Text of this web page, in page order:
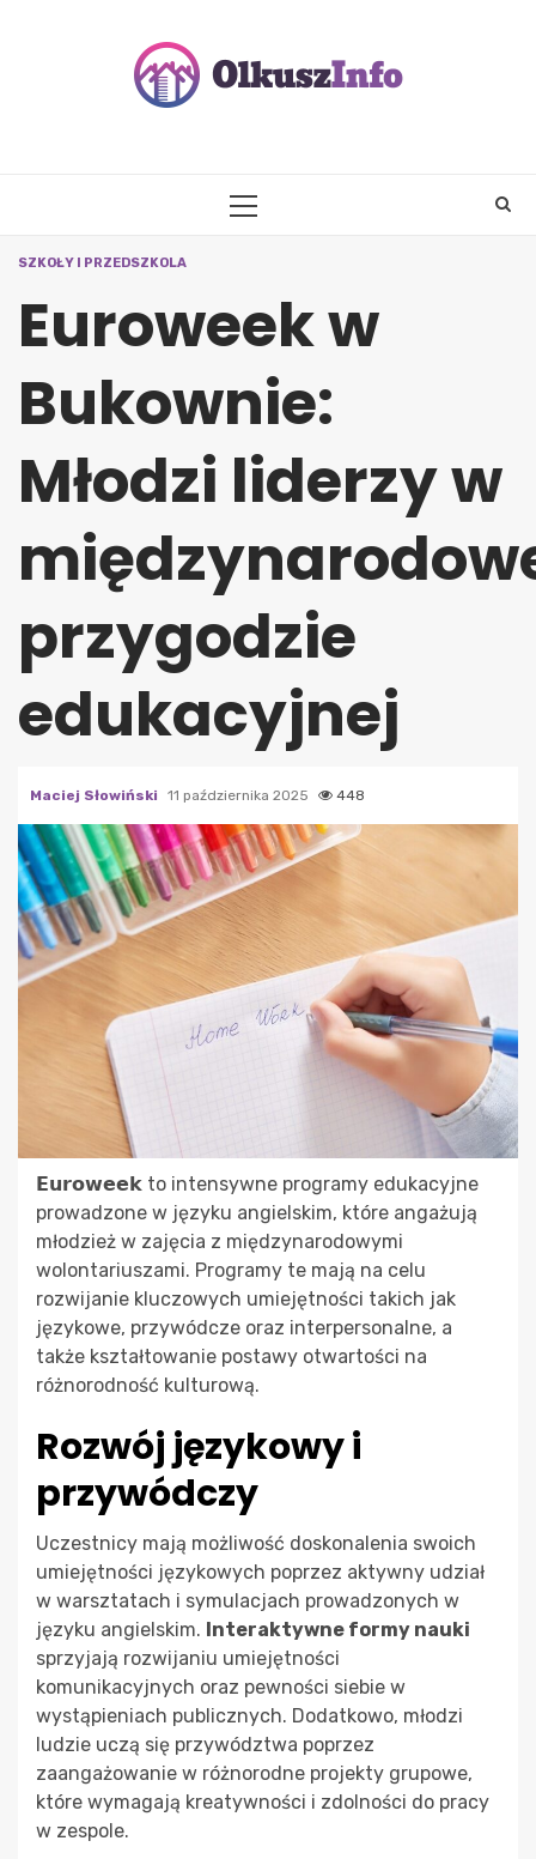
PRIMARY
SZKOŁY I PRZEDSZKOLA
Euroweek w
Bukownie:
Młodzi liderzy w
przygodzie
edukacyjnej
Maciej Słowiński 11 października 2025 448
𝗘𝘂𝗿𝗼𝘄𝗲𝗲𝗸 to intensywne programy edukacyjne
prowadzone w języku angielskim, które angażują
młodzież w zajęcia z międzynarodowymi
wolontariuszami. Programy te mają na celu
rozwijanie kluczowych umiejętności takich jak
językowe, przywódcze oraz interpersonalne, a
także kształtowanie postawy otwartości na
różnorodność kulturową.
Rozwój językowy i
przywódczy
Uczestnicy mają możliwość doskonalenia swoich
umiejętności językowych poprzez aktywny udział
w warsztatach i symulacjach prowadzonych w
języku angielskim. Interaktywne formy nauki
sprzyjają rozwijaniu umiejętności
komunikacyjnych oraz pewności siebie w
wystąpieniach publicznych. Dodatkowo, młodzi
ludzie uczą się przywództwa poprzez
zaangażowanie w różnorodne projekty grupowe,
które wymagają kreatywności i zdolności do pracy
w zespole.